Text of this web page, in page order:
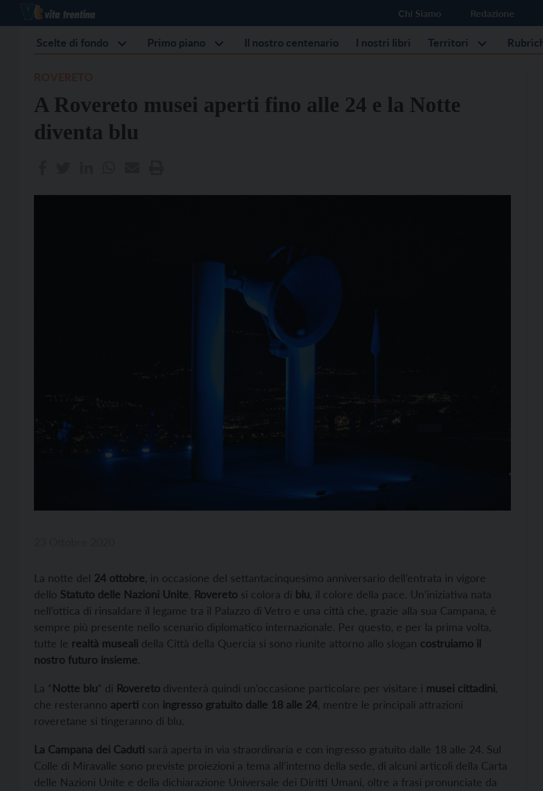
Chi Siamo Redazione
Scelte di fondo Primo piano Il nostro centenario I nostri libri Territori
A Rovereto musei aperti fino alle 24 e la Notte
diventa blu
La notte del 24 ottobre , in occasione del settantacinquesimo anniversario dell’entrata in vigore
dello Statuto delle Nazioni Unite Rovereto si colora di blu , il colore della pace. Un’iniziativa nata
nell’ottica di rinsaldare il legame tra il Palazzo di Vetro e una città che, grazie alla sua Campana, è
sempre più presente nello scenario diplomatico internazionale. Per questo, e per la prima volta,
tutte le realtà museali della Città della Quercia si sono riunite attorno allo slogan costruiamo il
nostro futuro insieme.
La “Notte blu” di Rovereto diventerà quindi un’occasione particolare per visitare i musei cittadini
che resteranno aperti con ingresso gratuito dalle 18 alle 24 , mentre le principali attrazioni
roveretane si tingeranno di blu.
La Campana dei Caduti sarà aperta in via straordinaria e con ingresso gratuito dalle 18 alle 24. Sul
Colle di Miravalle sono previste proiezioni a tema all’interno della sede, di alcuni articoli della Carta
delle Nazioni Unite e della dichiarazione Universale dei Diritti Umani, oltre a frasi pronunciate da